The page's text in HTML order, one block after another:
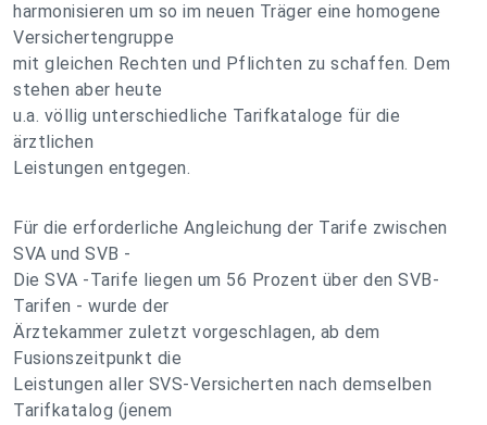
harmonisieren um so im neuen Träger eine homogene
Versichertengruppe
mit gleichen Rechten und Pflichten zu schaffen. Dem
stehen aber heute
u.a. völlig unterschiedliche Tarifkataloge für die
ärztlichen
Leistungen entgegen.
Für die erforderliche Angleichung der Tarife zwischen
SVA und SVB -
Die SVA -Tarife liegen um 56 Prozent über den SVB-
Tarifen - wurde der
Ärztekammer zuletzt vorgeschlagen, ab dem
Fusionszeitpunkt die
Leistungen aller SVS-Versicherten nach demselben
Tarifkatalog (jenem